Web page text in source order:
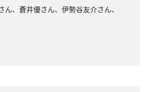
、蒼井優さん、伊勢谷友介さん、